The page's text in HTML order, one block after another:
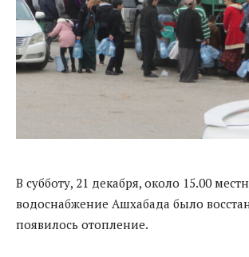
В субботу, 21 декабря, около 15.00
водоснабжение Ашхабада было
появилось отопление.